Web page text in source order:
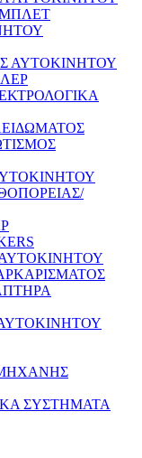
ΑΥΤΟΚΙΝΗΤΟΥ
ΣΥΣΤΗΜΑΤΑ